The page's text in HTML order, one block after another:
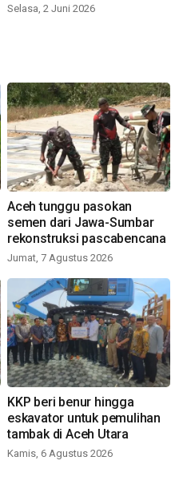
Selasa, 2 Juni 2026
Aceh tunggu pasokan
semen dari Jawa-Sumbar
rekonstruksi pascabencana
Jumat, 7 Agustus 2026
KKP beri benur hingga
eskavator untuk pemulihan
tambak di Aceh Utara
Kamis, 6 Agustus 2026